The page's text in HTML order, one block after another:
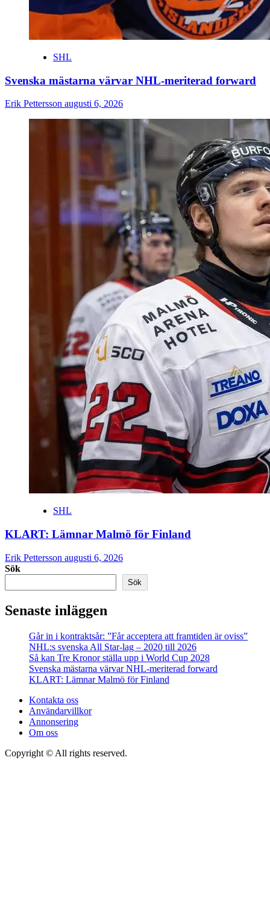
SHL
Svenska mästarna värvar NHL-meriterad forward
Erik Pettersson augusti 6, 2026
SHL
KLART: Lämnar Malmö för Finland
Erik Pettersson augusti 6, 2026
Sök
Sök
Senaste inläggen
Går in i kontraktsår: ”Får acceptera att framtiden är oviss”
NHL:s svenska All Star-lag – 2020 till 2026
Så kan Tre Kronor ställa upp i World Cup 2028
Svenska mästarna värvar NHL-meriterad forward
KLART: Lämnar Malmö för Finland
Kontakta oss
Användarvillkor
Annonsering
Om oss
Copyright © All rights reserved.